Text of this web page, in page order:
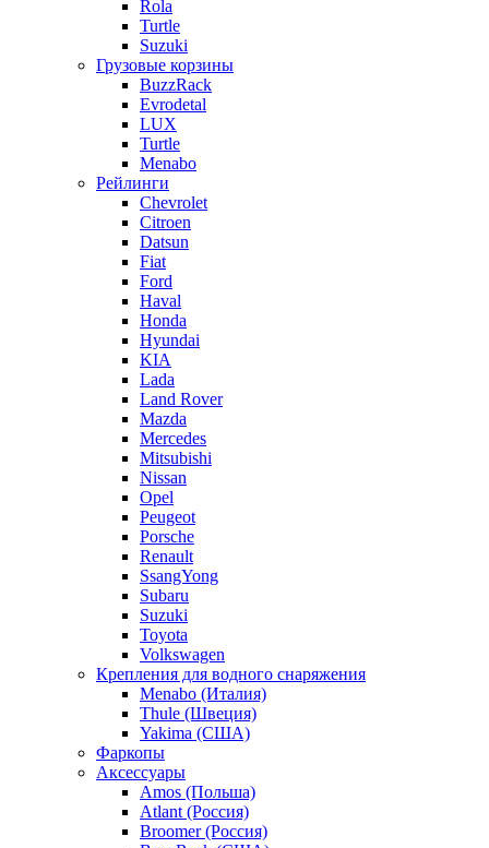
Rola
Turtle
Suzuki
Грузовые корзины
BuzzRack
Evrodetal
LUX
Turtle
Menabo
Рейлинги
Chevrolet
Citroen
Datsun
Fiat
Ford
Haval
Honda
Hyundai
KIA
Lada
Land Rover
Mazda
Mercedes
Mitsubishi
Nissan
Opel
Peugeot
Porsche
Renault
SsangYong
Subaru
Suzuki
Toyota
Volkswagen
Крепления для водного снаряжения
Menabo (Италия)
Thule (Швеция)
Yakima (США)
Фаркопы
Аксессуары
Amos (Польша)
Atlant (Россия)
Broomer (Россия)